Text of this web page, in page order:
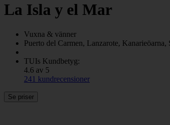
La Isla y el Mar
Vuxna & vänner
Puerto del Carmen, Lanzarote, Kanarieöarna,
TUIs Kundbetyg:
4.6 av 5
241 kundrecensioner
Se priser